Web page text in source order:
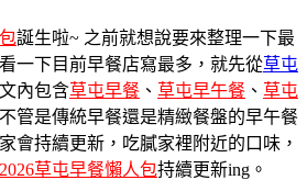
誕生啦~ 之前就想說要來整理一下最
看一下目前早餐店寫最多，就先從草屯
內包含草屯早餐 、 草屯早午餐 、 草屯
管是傳統早餐還是精緻餐盤的早午餐
會持續更新，吃膩家裡附近的口味，
2026草屯早餐懶人包持續更新ing。